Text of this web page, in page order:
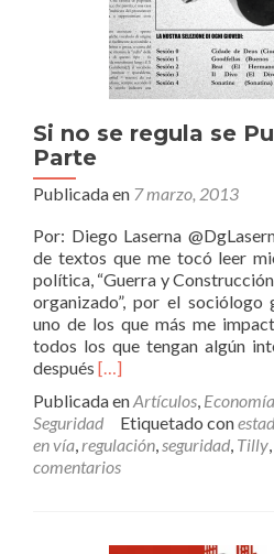
Si no se regula se
Parte
Publicada en 7 marzo, 2013
Por: Diego Laserna
de textos que me tocó leer
política, “Guerra y
organizado”, por el
uno de los que más me
todos los que tengan algún
después Leer
no
se
regula
se
Primera
[…]
Publicada enArtículos,
Seguridad
Etiquetado con
en vía,regulación,seguridad, Tilly,
comentarios